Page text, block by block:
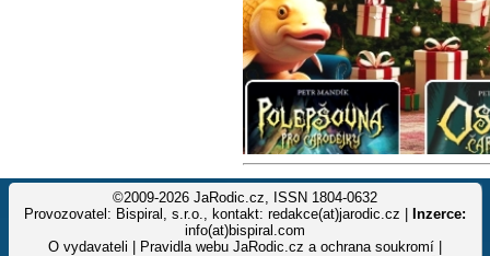
©2009-2026 JaRodic.cz, ISSN 1804-0632
Provozovatel: Bispiral, s.r.o., kontakt: redakce(at)jarodic.cz |
Inzerce:
info(at)bispiral.com
O vydavateli
Pravidla webu JaRodic.cz a ochrana soukromí